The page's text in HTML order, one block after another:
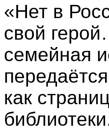
«Нет в
свой
семейная
как